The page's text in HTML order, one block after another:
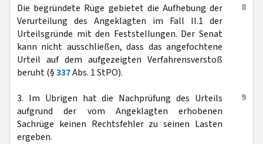
8
Die begründete Rüge gebietet die Aufhebung der
Verurteilung des Angeklagten im Fall II.1 der
Urteilsgründe mit den Feststellungen. Der Senat
kann nicht ausschließen, dass das angefochtene
Urteil auf dem aufgezeigten Verfahrensverstoß
beruht (§337Abs. 1 StPO).
9
3. Im Übrigen hat die Nachprüfung des Urteils
aufgrund der vom Angeklagten erhobenen
Sachrüge keinen Rechtsfehler zu seinen Lasten
ergeben.